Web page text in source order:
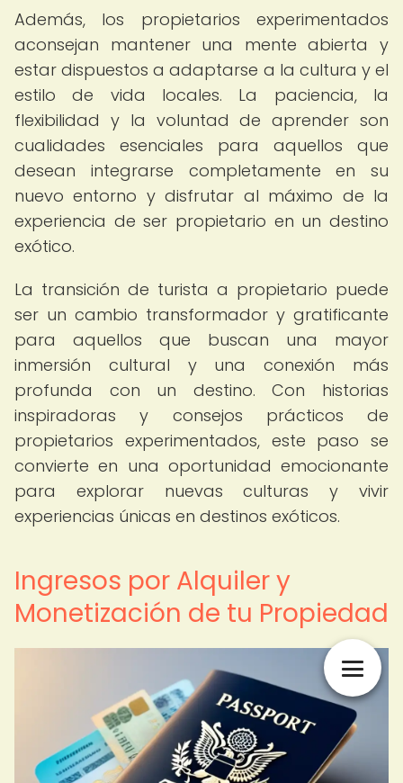
Además, los propietarios experimentados
aconsejan mantener una mente abierta y
estar dispuestos a adaptarse a la cultura y el
estilo de vida locales. La paciencia, la
flexibilidad y la voluntad de aprender son
cualidades esenciales para aquellos que
desean integrarse completamente en su
nuevo entorno y disfrutar al máximo de la
experiencia de ser propietario en un destino
exótico.
La transición de turista a propietario puede
ser un cambio transformador y gratificante
para aquellos que buscan una mayor
inmersión cultural y una conexión más
profunda con un destino. Con historias
inspiradoras y consejos prácticos de
propietarios experimentados, este paso se
convierte en una oportunidad emocionante
para explorar nuevas culturas y vivir
experiencias únicas en destinos exóticos.
Ingresos por Alquiler y
Monetización de tu Propiedad